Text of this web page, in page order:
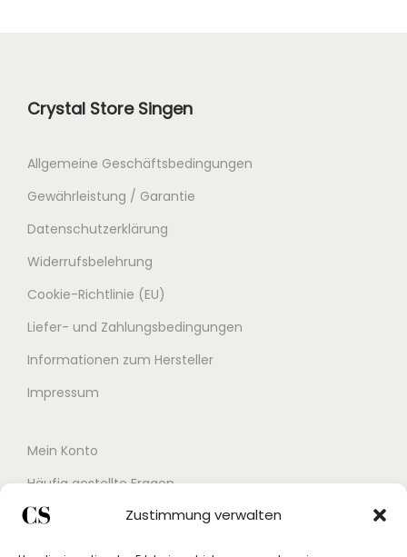
Zustimmung verwalten
Crystal Store Singen
Allgemeine Geschäftsbedingungen
Gewährleistung / Garantie
Datenschutzerklärung
Widerrufsbelehrung
Cookie-Richtlinie (EU)
Liefer- und Zahlungsbedingungen
Informationen zum Hersteller
Impressum
Mein Konto
Häufig gestellte Fragen
Kontakt